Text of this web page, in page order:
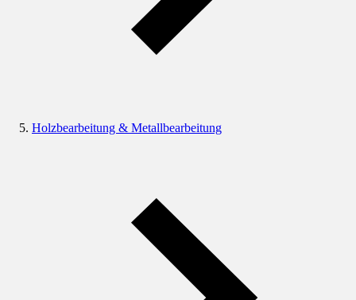
Holzbearbeitung & Metallbearbeitung